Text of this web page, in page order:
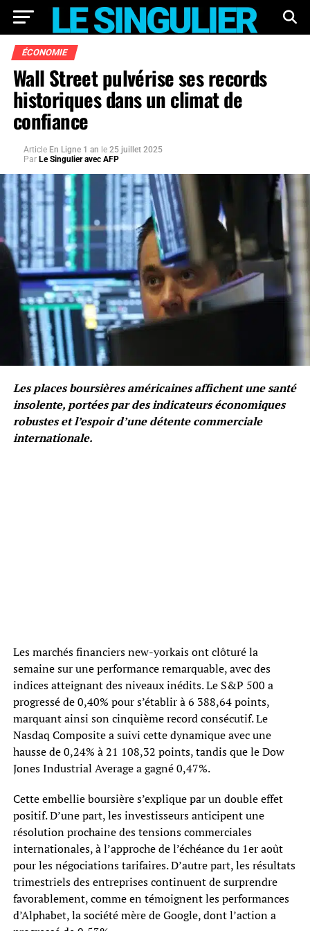
ÉCONOMIE
Wall Street pulvérise ses records
historiques dans un climat de
confiance
Article En Ligne 1 an le 25 juillet 2025
Par Le Singulier avec AFP
Les places boursières américaines affichent une santé
insolente, portées par des indicateurs économiques
robustes et l’espoir d’une détente commerciale
internationale.
Les marchés financiers new-yorkais ont clôturé la
semaine sur une performance remarquable, avec des
indices atteignant des niveaux inédits. Le S&P 500 a
progressé de 0,40% pour s’établir à 6 388,64 points,
marquant ainsi son cinquième record consécutif. Le
Nasdaq Composite a suivi cette dynamique avec une
hausse de 0,24% à 21 108,32 points, tandis que le Dow
Jones Industrial Average a gagné 0,47%.
Cette embellie boursière s’explique par un double effet
positif. D’une part, les investisseurs anticipent une
résolution prochaine des tensions commerciales
internationales, à l’approche de l’échéance du 1er août
pour les négociations tarifaires. D’autre part, les résultats
trimestriels des entreprises continuent de surprendre
favorablement, comme en témoignent les performances
d’Alphabet, la société mère de Google, dont l’action a